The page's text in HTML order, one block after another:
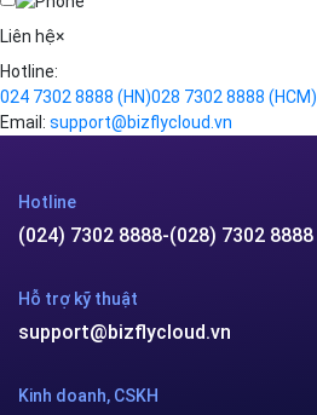
Videos
Liên hệ×
Hotline:
024 7302 8888 (HN)028 7302 8888 (HCM)
Email: support@bizflycloud.vn
Hotline
(024) 7302 8888-(028) 7302 8888
Hỗ trợ kỹ thuật
support@bizflycloud.vn
Kinh doanh, CSKH